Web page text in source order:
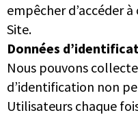
empêcher d’accéder
Site.
Données
Nous pouvons
d’identification non
Utilisateurs chaque